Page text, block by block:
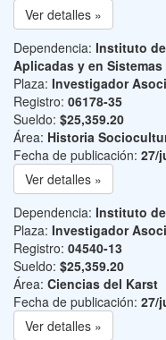
Ver detalles »
Dependencia: Instituto
Aplicadas y en Sistemas
Plaza: Investigador
Registro: 06178-35
Sueldo: $25,359.20
Área: Historia
Fecha de publicación: 27/
Ver detalles »
Dependencia: Instituto
Plaza: Investigador
Registro: 04540-13
Sueldo: $25,359.20
Área: Ciencias del Karst
Fecha de publicación: 27/
Ver detalles »